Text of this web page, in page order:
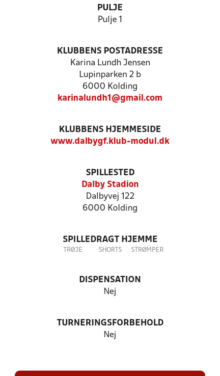
PULJE
Pulje 1
KLUBBENS POSTADRESSE
Karina Lundh Jensen
Lupinparken 2 b
6000 Kolding
karinalundh1@gmail.com
KLUBBENS HJEMMESIDE
www.dalbygf.klub-modul.dk
SPILLESTED
Dalby Stadion
Dalbyvej 122
6000 Kolding
SPILLEDRAGT HJEMME
TRØJE SHORTS STRØMPER
DISPENSATION
Nej
TURNERINGSFORBEHOLD
Nej